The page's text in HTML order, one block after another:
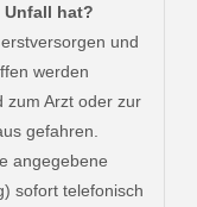
Unfall hat?
und
werden
zum Arzt oder zur
gefahren.
angegebene
sofort telefonisch